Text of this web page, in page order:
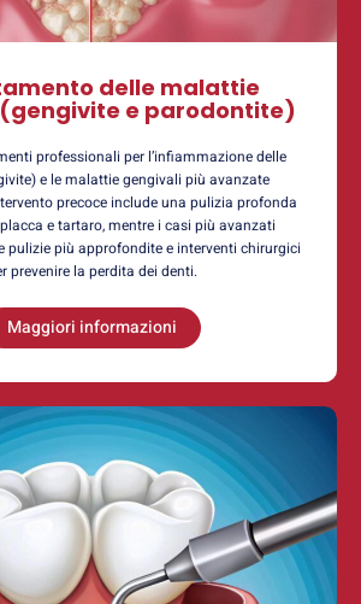
delle malattie
e parodontite)
professionali per l’infiammazione delle
e le malattie gengivali più avanzate
precoce include una pulizia profonda
e tartaro, mentre i casi più avanzati
pulizie più approfondite e interventi chirurgici
prevenire la perdita dei denti.
Maggiori informazioni